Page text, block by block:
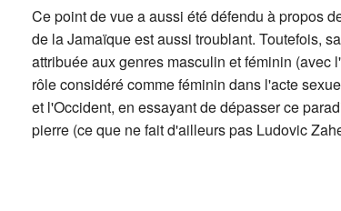
Ce point de vue a aussi été défendu à propos
de la Jamaïque est aussi troublant. Toutefois,
attribuée aux genres masculin et féminin
rôle considéré comme féminin dans l'acte
et l'Occident, en essayant de dépasser ce
pierre (ce que ne fait d'ailleurs pas Ludovic